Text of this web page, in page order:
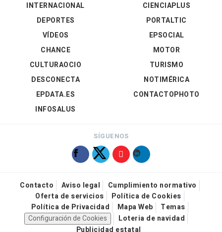
INTERNACIONAL
DEPORTES
VÍDEOS
CIENCIAPLUS
PORTALTIC
EPSOCIAL
CHANCE
CULTURAOCIO
DESCONECTA
EPDATA.ES
INFOSALUS
MOTOR
TURISMO
NOTIMÉRICA
CONTACTOPHOTO
SÍGUENOS
Contacto Aviso legal
Cumplimiento normativo
Oferta de servicios
Política de Cookies
Política de Privacidad
Mapa Web
Temas
Configuración de Cookies
Loteria de navidad
Publicidad estatal